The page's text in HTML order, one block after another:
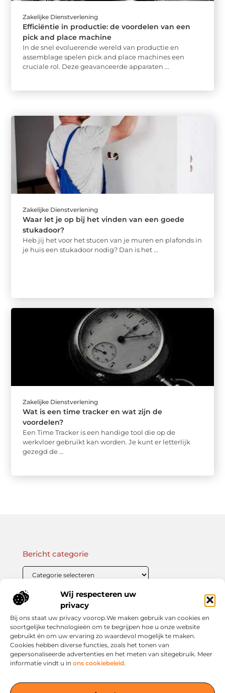
Wij respecteren uw
privacy
Bij ons staat uw privacy voorop.We maken gebruik van cookies en
soortgelijke technologieën om te begrijpen hoe u onze website
gebruikt én om uw ervaring zo waardevol mogelijk te maken.
Cookies hebben diverse functies, zoals het tonen van
gepersonaliseerde advertenties en het meten van sitegebruik. Meer
informatie vindt u in ons cookiebeleid.
Zakelijke Dienstverlening
Efficiëntie in productie: de voordelen van een
pick and place machine
In de snel evoluerende wereld van productie en
assemblage spelen pick and place machines een
cruciale rol. Deze geavanceerde apparaten ...
Zakelijke Dienstverlening
Waar let je op bij het vinden van een goede
stukadoor?
Heb jij het voor het stucen van je muren en plafonds in
je huis een stukadoor nodig? Dan is het ...
Zakelijke Dienstverlening
Wat is een time tracker en wat zijn de
voordelen?
Een Time Tracker is een handige tool die op de
werkvloer gebruikt kan worden. Je kunt er letterlijk
gezegd de ...
— Verken prikkelende blogs, slimme inzichten en praktische
Onze informatie
Bericht categorie